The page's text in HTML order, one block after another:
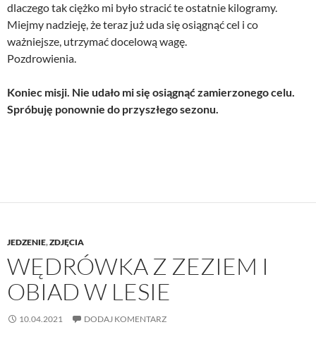
dlaczego tak ciężko mi było stracić te ostatnie kilogramy.
Miejmy nadzieję, że teraz już uda się osiągnąć cel i co
ważniejsze, utrzymać docelową wagę.
Pozdrowienia.
Koniec misji. Nie udało mi się osiągnąć zamierzonego celu.
Spróbuję ponownie do przyszłego sezonu.
JEDZENIE,ZDJĘCIA
WĘDRÓWKA Z ZEZIEM I
OBIAD W LESIE
10.04.2021 DODAJ KOMENTARZ